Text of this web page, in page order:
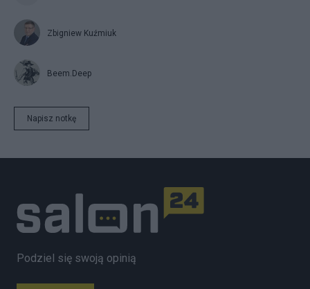
Zbigniew Kuźmiuk
Beem.Deep
Napisz notkę
Podziel się swoją opinią